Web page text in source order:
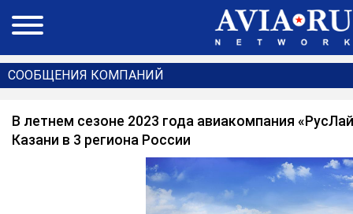
СООБЩЕНИЯ КОМПАНИЙ
В летнем сезоне 2023 года авиакомпания
Казани в 3 региона России